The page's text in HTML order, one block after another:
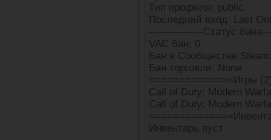
Тип профиля: public
Последний вход: Last
---------------Статус
VAC бан: 0
Бан в Сообществе
Бан торговли: None
=============<Игры
Call of Duty: Modern
Call of Duty: Modern
Инвентарь пуст